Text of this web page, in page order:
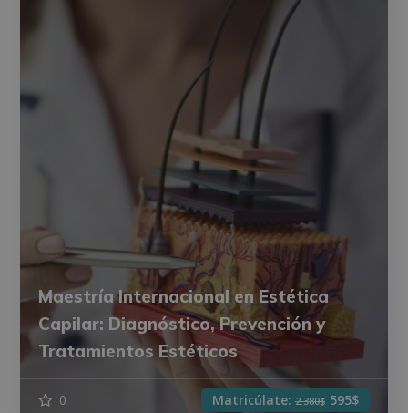
Maestría Internacional en Estética
Capilar: Diagnóstico, Prevención y
Tratamientos Estéticos
0 Matricúlate: 2.380$ 595$